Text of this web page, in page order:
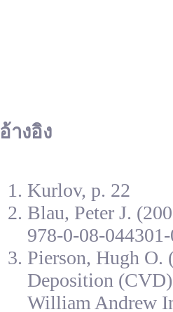
อ้างอิง
Kurlov, p. 22
Blau, Peter J.
978-0-08-
Pierson, Hugh O.
Deposition
William Andrew